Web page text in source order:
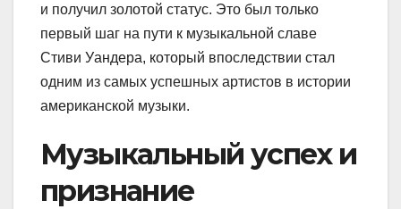
и получил золотой статус. Это был только
первый шаг на пути к музыкальной славе
Стиви Уандера, который впоследствии стал
одним из самых успешных артистов в истории
американской музыки.
Музыкальный успех и
признание